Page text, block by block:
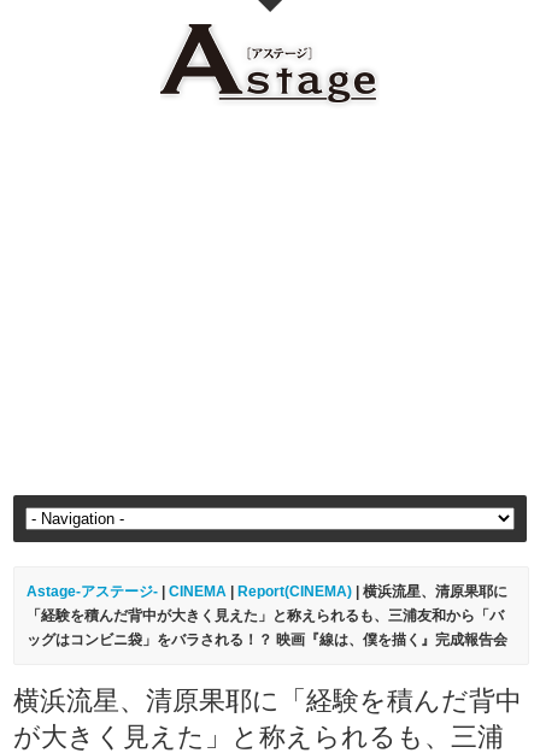
Astage-アステージ- |CINEMA Report(CINEMA) | 横浜流星、清原果耶に
「経験を積んだ背中が大きく見えた」と称えられるも、三浦友和から「バ
ッグはコンビニ袋」をバラされる！？ 映画『線は、僕を描く』完成報告会
横浜流星、清原果耶に「経験を積んだ背中
が大きく見えた」と称えられるも、三浦